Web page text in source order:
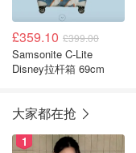
£359.10 £399.00
Samsonite C-Lite
Disney拉杆箱 69cm
大家都在抢
1